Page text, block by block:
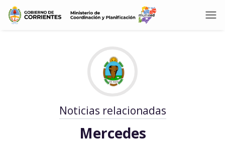
Noticias relacionadas
Mercedes